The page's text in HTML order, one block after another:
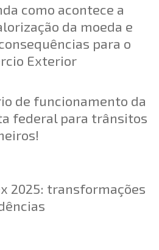
como acontece a
da moeda e
para o
Exterior
de funcionamento da
federal para trânsitos
2025: transformações